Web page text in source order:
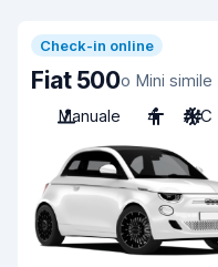
Check-in online
Fiat 500o Mini simile
Manuale
4 A/C